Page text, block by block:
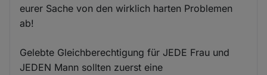
eurer Sache von den wirklich harten Problemen
ab!
Gelebte Gleichberechtigung für JEDE Frau und
JEDEN Mann sollten zuerst eine